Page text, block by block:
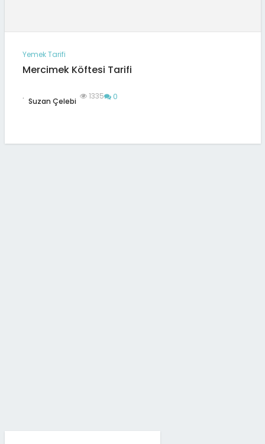
Yemek Tarifi
Mercimek Köftesi Tarifi
.
Suzan Çelebi 0
1335